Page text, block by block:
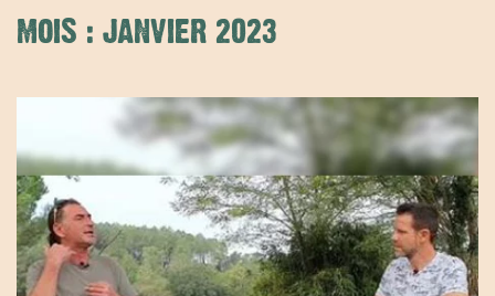
MOIS : JANVIER 2023